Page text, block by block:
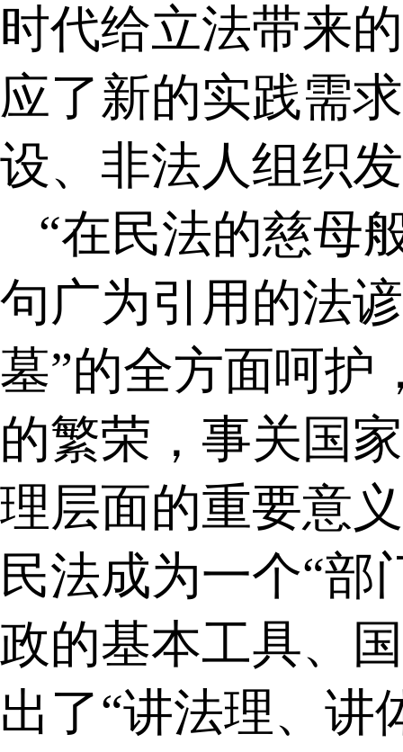
时代给立法带来
应了新的实践需
设、非法人组织
“在民法的慈母
句广为引用的法
墓”的全方面呵护
的繁荣，事关国
理层面的重要意
民法成为一个“部
政的基本工具、
出了“讲法理、讲